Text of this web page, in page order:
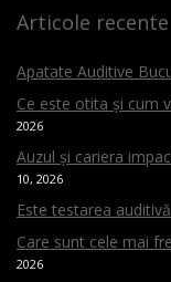
Articole recente
Apatate Auditive
Ce este otita și cum
2026
Auzul și cariera
10, 2026
Este testarea
Care sunt cele mai
2026